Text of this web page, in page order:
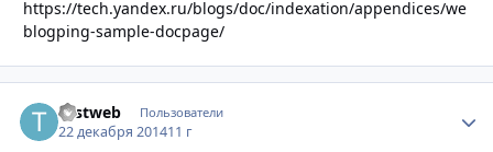
https://tech.yandex.ru/blogs/doc/indexation/appendices/we
blogping-sample-docpage/
Testweb Пользователи
22 декабря 201411 г